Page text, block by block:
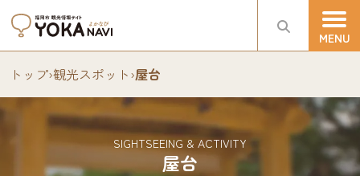
トップ›観光スポット›屋台
屋台
SIGHTSEEING & ACTIVITY